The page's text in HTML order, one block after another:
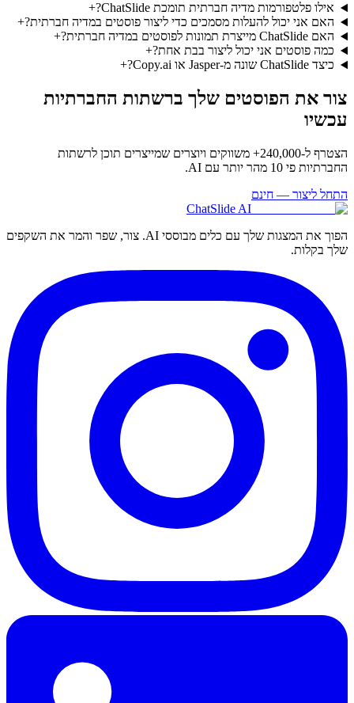
אילו פלטפורמות מדיה חברתית תומכת ChatSlide?
+
האם אני יכול להעלות מסמכים כדי ליצור פוסטים במדיה חברתית?+
האם ChatSlide מייצרת תמונות לפוסטים במדיה חברתית?
+
כמה פוסטים אני יכול ליצור בבת אחת?+
כיצד ChatSlide שונה מ-Jasper או Copy.ai?
+
צור את הפוסטים שלך ברשתות החברתיות
עכשיו
הצטרף ל-240,000+ משווקים ויוצרים שמייצרים תוכן לרשתות
החברתיות פי 10 מהר יותר עם AI.
התחל ליצור — חינם
ChatSlide AI
הפוך את המצגות שלך עם כלים מבוססי AI. צור, שפר והמר את השקפים
שלך בקלות.